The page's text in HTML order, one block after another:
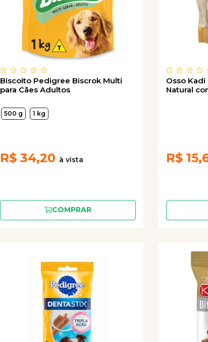
Biscoito Pedigree Biscrok Multi
para Cães Adultos
500 g 1 kg
R$ 34,20
COMPRAR
Osso Kadi
Natural
R$